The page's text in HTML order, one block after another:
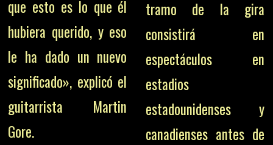
que esto es lo que él
hubiera querido, y eso
le ha dado un nuevo
significado», explicó el
guitarrista Martin
Gore.
tramo de la gira
consistirá en
espectáculos en
estadios
estadounidenses y
canadienses antes de